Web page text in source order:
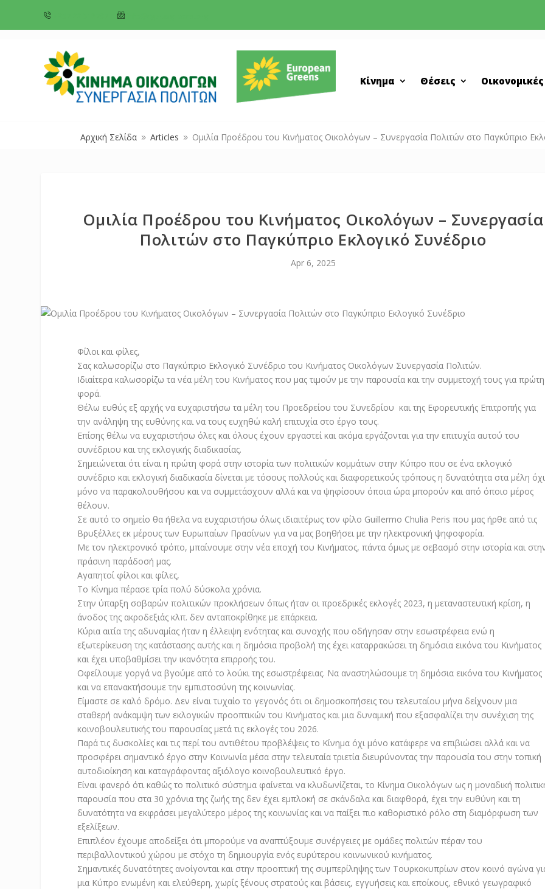
Κίνημα Θέσεις
Αρχική Σελίδα 9 Articles 9 Ομιλία Προέδρου του Κινήματος Οικολόγων – Συνεργασία Πολιτών στο Παγκύπριο
Ομιλία Προέδρου του Κινήματος Οικολόγων – Συνεργασία
Πολιτών στο Παγκύπριο Εκλογικό Συνέδριο
Apr 6, 2025
Φίλοι και φίλες,
Σας καλωσορίζω στο Παγκύπριο Εκλογικό Συνέδριο του Κινήματος Οικολόγων Συνεργασία Πολιτών.
Ιδιαίτερα καλωσορίζω τα νέα μέλη του Κινήματος που μας τιμούν με την παρουσία και την συμμετοχή τους για πρώτη
φορά.
Θέλω ευθύς εξ αρχής να ευχαριστήσω τα μέλη του Προεδρείου του Συνεδρίου και της Εφορευτικής Επιτροπής για
την ανάληψη της ευθύνης και να τους ευχηθώ καλή επιτυχία στο έργο τους.
Επίσης θέλω να ευχαριστήσω όλες και όλους έχουν εργαστεί και ακόμα εργάζονται για την επιτυχία αυτού του
συνέδριου και της εκλογικής διαδικασίας.
Σημειώνεται ότι είναι η πρώτη φορά στην ιστορία των πολιτικών κομμάτων στην Κύπρο που σε ένα εκλογικό
συνέδριο και εκλογική διαδικασία δίνεται με τόσους πολλούς και διαφορετικούς τρόπους η δυνατότητα στα μέλη όχι
μόνο να παρακολουθήσου και να συμμετάσχουν αλλά και να ψηφίσουν όποια ώρα μπορούν και από όποιο μέρος
θέλουν.
Σε αυτό το σημείο θα ήθελα να ευχαριστήσω όλως ιδιαιτέρως τον φίλο Guillermo Chulia Peris που μας ήρθε από τις
Βρυξέλλες εκ μέρους των Ευρωπαίων Πρασίνων για να μας βοηθήσει με την ηλεκτρονική ψηφοφορία.
Με τον ηλεκτρονικό τρόπο, μπαίνουμε στην νέα εποχή του Κινήματος, πάντα όμως με σεβασμό στην ιστορία και
πράσινη παράδοσή μας.
Αγαπητοί φίλοι και φίλες,
Το Κίνημα πέρασε τρία πολύ δύσκολα χρόνια.
Στην ύπαρξη σοβαρών πολιτικών προκλήσεων όπως ήταν οι προεδρικές εκλογές 2023, η μεταναστευτική κρίση, η
άνοδος της ακροδεξιάς κλπ. δεν ανταποκρίθηκε με επάρκεια.
Κύρια αιτία της αδυναμίας ήταν η έλλειψη ενότητας και συνοχής που οδήγησαν στην εσωστρέφεια ενώ η
εξωτερίκευση της κατάστασης αυτής και η δημόσια προβολή της έχει καταρρακώσει τη δημόσια εικόνα του Κινήματος
και έχει υποβαθμίσει την ικανότητα επιρροής του.
Οφείλουμε γοργά να βγούμε από το λούκι της εσωστρέφειας. Να αναστηλώσουμε τη δημόσια εικόνα του Κινήματος
και να επανακτήσουμε την εμπιστοσύνη της κοινωνίας.
Είμαστε σε καλό δρόμο. Δεν είναι τυχαίο το γεγονός ότι οι δημοσκοπήσεις του τελευταίου μήνα δείχνουν μια
σταθερή ανάκαμψη των εκλογικών προοπτικών του Κινήματος και μια δυναμική που εξασφαλίζει την συνέχιση της
κοινοβουλευτικής του παρουσίας μετά τις εκλογές του 2026.
Παρά τις δυσκολίες και τις περί του αντιθέτου προβλέψεις το Κίνημα όχι μόνο κατάφερε να επιβιώσει αλλά και να
προσφέρει σημαντικό έργο στην Κοινωνία μέσα στην τελευταία τριετία διευρύνοντας την παρουσία του στην τοπική
αυτοδιοίκηση και καταγράφοντας αξιόλογο κοινοβουλευτικό έργο.
Είναι φανερό ότι καθώς το πολιτικό σύστημα φαίνεται να κλυδωνίζεται, το Κίνημα Οικολόγων ως η μοναδική
παρουσία που στα 30 χρόνια της ζωής της δεν έχει εμπλοκή σε σκάνδαλα και διαφθορά, έχει την ευθύνη και τη
δυνατότητα να εκφράσει μεγαλύτερο μέρος της κοινωνίας και να παίξει πιο καθοριστικό ρόλο στη διαμόρφωση των
εξελίξεων.
Επιπλέον έχουμε αποδείξει ότι μπορούμε να αναπτύξουμε συνέργειες με ομάδες πολιτών πέραν του
περιβαλλοντικού χώρου με στόχο τη δημιουργία ενός ευρύτερου κοινωνικού κινήματος.
Σημαντικές δυνατότητες ανοίγονται και στην προοπτική της συμπερίληψης των Τουρκοκυπρίων στον κοινό αγώνα
μια Κύπρο ενωμένη και ελεύθερη, χωρίς ξένους στρατούς και βάσεις, εγγυήσεις και εποίκους, εθνικό γεωγραφικό